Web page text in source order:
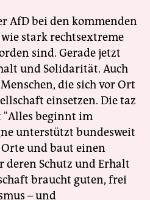
AfD bei den kommenden
stark rechtsextreme
sind. Gerade jetzt
und Solidarität. Auch
die sich vor Ort
einsetzen. Die taz
"Alles beginnt im
unterstützt bundesweit
und baut einen
deren Schutz und Erhalt
braucht guten, frei
– und